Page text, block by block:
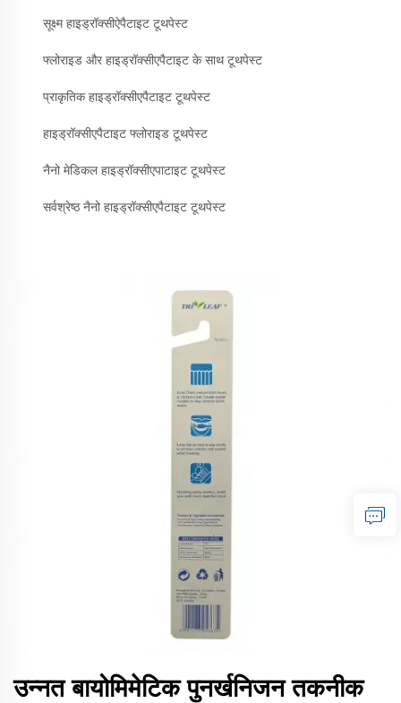
सूक्ष्म हाइड्रॉक्सीऐपैटाइट टूथपेस्ट
फ्लोराइड और हाइड्रॉक्सीएपैटाइट के साथ टूथपेस्ट
प्राकृतिक हाइड्रॉक्सीएपैटाइट टूथपेस्ट
हाइड्रॉक्सीएपैटाइट फ्लोराइड टूथपेस्ट
नैनो मेडिकल हाइड्रॉक्सीएपाटाइट टूथपेस्ट
सर्वश्रेष्ठ नैनो हाइड्रॉक्सीएपैटाइट टूथपेस्ट
उन्नत बायोमिमेटिक पुनर्खनिजन तकनीक